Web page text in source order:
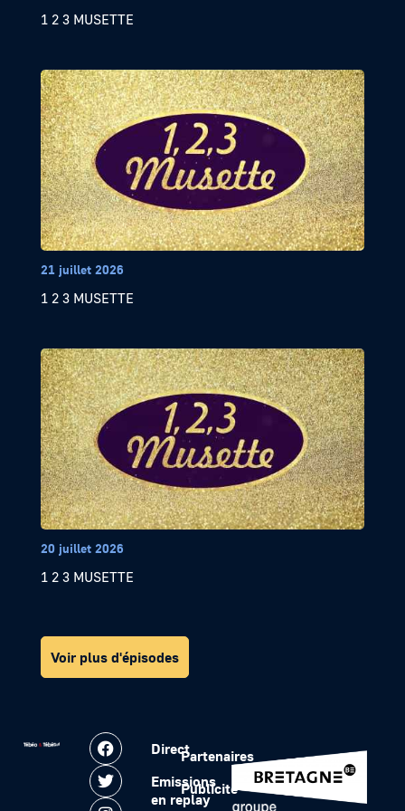
1 2 3 MUSETTE
21 juillet 2026
1 2 3 MUSETTE
20 juillet 2026
1 2 3 MUSETTE
Voir plus d'épisodes
Direct
Emissions
en replay
Partenaires
Publicité